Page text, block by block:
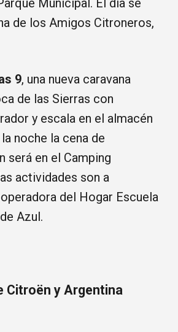
Municipal. El día se
de los Amigos Citroneros,
9, una nueva caravana
de las Sierras con
y escala en el almacén
noche la cena de
será en el Camping
actividades son a
del Hogar Escuela
Azul.
Citroën y Argentina